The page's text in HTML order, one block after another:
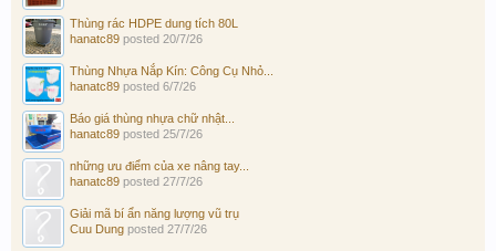
Thùng rác HDPE dung tích 80L
hanatc89 posted 20/7/26
Thùng Nhựa Nắp Kín: Công Cụ Nhỏ...
hanatc89 posted 6/7/26
Báo giá thùng nhựa chữ nhật...
hanatc89 posted 25/7/26
những ưu điểm của xe nâng tay...
hanatc89 posted 27/7/26
Giải mã bí ẩn năng lượng vũ trụ
Cuu Dung posted 27/7/26